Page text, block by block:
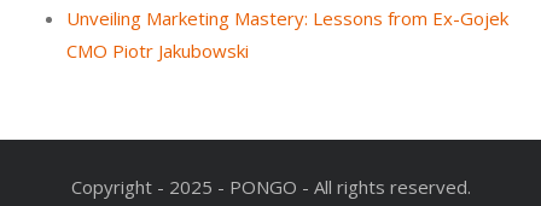
Unveiling Marketing Mastery: Lessons from Ex-Gojek
CMO Piotr Jakubowski
Copyright - 2025 - PONGO - All rights reserved.